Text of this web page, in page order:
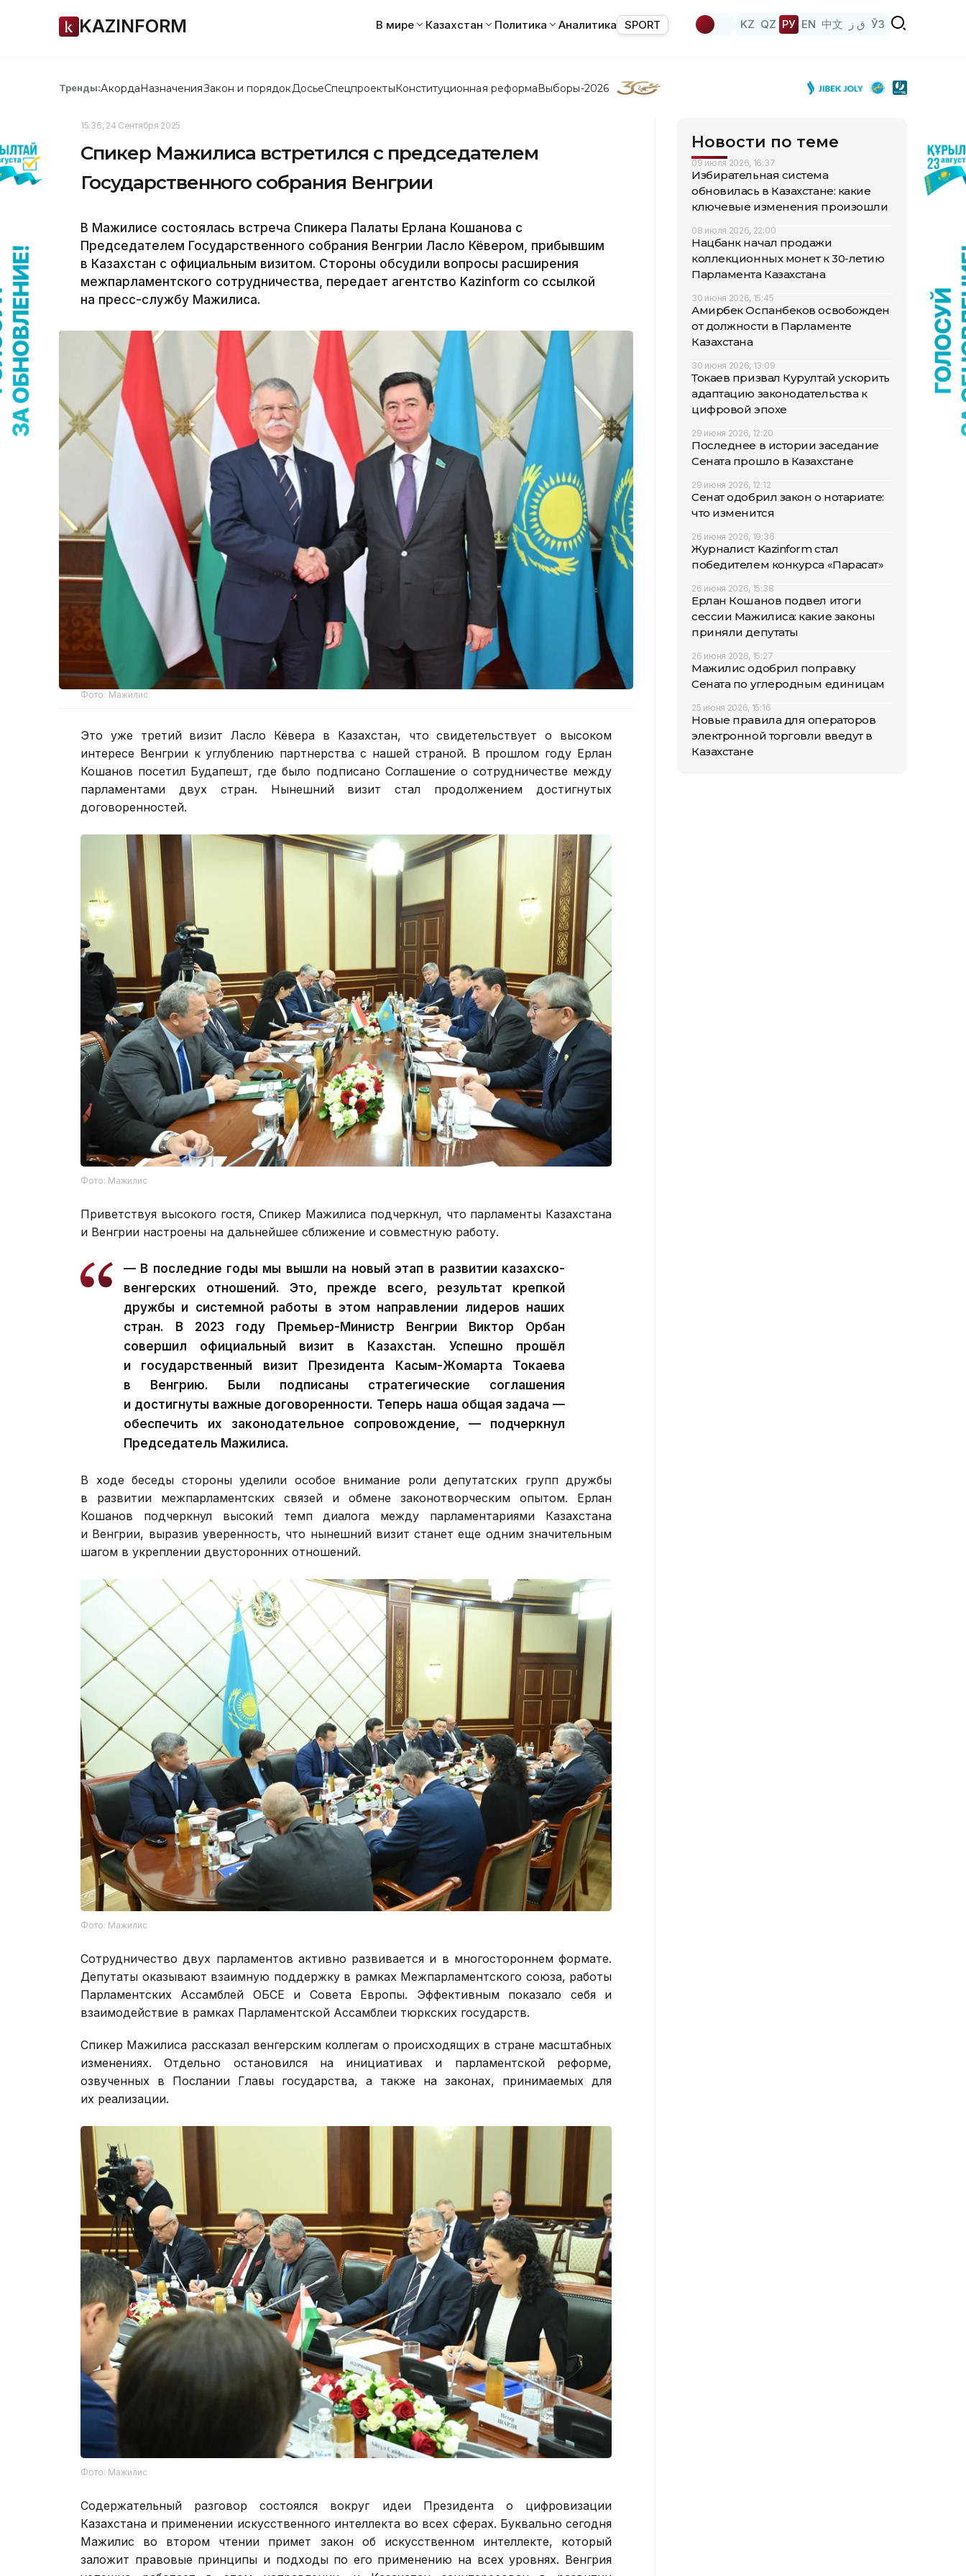
KAZINFORM В мире Казахстан Политика Аналитика SPORT KZ QZ РУ EN 中文 ق ز ЎЗ
Тренды:АкордаНазначенияЗакон и порядок ДосьеСпецпроектыКонституционная реформаВыборы-2026
15:36, 24 Сентября 2025
Спикер Мажилиса встретился с председателем
Государственного собрания Венгрии
В Мажилисе состоялась встреча Спикера Палаты Ерлана Кошанова с
Председателем Государственного собрания Венгрии Ласло Кёвером, прибывшим
в Казахстан с официальным визитом. Стороны обсудили вопросы расширения
межпарламентского сотрудничества, передает агентство Kazinform со ссылкой
на пресс-службу Мажилиса.
Фото: Мажилис
Это уже третий визит Ласло Кёвера в Казахстан, что свидетельствует о высоком
интересе Венгрии к углублению партнерства с нашей страной. В прошлом году Ерлан
Кошанов посетил Будапешт, где было подписано Соглашение о сотрудничестве между
парламентами двух стран. Нынешний визит стал продолжением достигнутых
договоренностей.
Фото: Мажилис
Приветствуя высокого гостя, Спикер Мажилиса подчеркнул, что парламенты Казахстана
и Венгрии настроены на дальнейшее сближение и совместную работу.
— В последние годы мы вышли на новый этап в развитии казахско-
венгерских отношений. Это, прежде всего, результат крепкой
дружбы и системной работы в этом направлении лидеров наших
стран. В 2023 году Премьер-Министр Венгрии Виктор Орбан
совершил официальный визит в Казахстан. Успешно прошёл
и государственный визит Президента Касым-Жомарта Токаева
в Венгрию. Были подписаны стратегические соглашения
и достигнуты важные договоренности. Теперь наша общая задача —
обеспечить их законодательное сопровождение, — подчеркнул
Председатель Мажилиса.
В ходе беседы стороны уделили особое внимание роли депутатских групп дружбы
в развитии межпарламентских связей и обмене законотворческим опытом. Ерлан
Кошанов подчеркнул высокий темп диалога между парламентариями Казахстана
и Венгрии, выразив уверенность, что нынешний визит станет еще одним значительным
шагом в укреплении двусторонних отношений.
Фото: Мажилис
Сотрудничество двух парламентов активно развивается и в многостороннем формате.
Депутаты оказывают взаимную поддержку в рамках Межпарламентского союза, работы
Парламентских Ассамблей ОБСЕ и Совета Европы. Эффективным показало себя и
взаимодействие в рамках Парламентской Ассамблеи тюркских государств.
Спикер Мажилиса рассказал венгерским коллегам о происходящих в стране масштабных
изменениях. Отдельно остановился на инициативах и парламентской реформе,
озвученных в Послании Главы государства, а также на законах, принимаемых для
их реализации.
Фото: Мажилис
Содержательный разговор состоялся вокруг идеи Президента о цифровизации
Казахстана и применении искусственного интеллекта во всех сферах. Буквально сегодня
Мажилис во втором чтении примет закон об искусственном интеллекте, который
заложит правовые принципы и подходы по его применению на всех уровнях. Венгрия
Новости по теме
09 июля 2026, 16:37
Избирательная система
обновилась в Казахстане: какие
ключевые изменения произошли
08 июля 2026, 22:00
Нацбанк начал продажи
коллекционных монет к 30-летию
Парламента Казахстана
30 июня 2026, 15:45
Амирбек Оспанбеков освобожден
от должности в Парламенте
Казахстана
30 июня 2026, 13:09
Токаев призвал Курултай ускорить
адаптацию законодательства к
цифровой эпохе
29 июня 2026, 12:20
Последнее в истории заседание
Сената прошло в Казахстане
29 июня 2026, 12:12
Сенат одобрил закон о нотариате:
что изменится
26 июня 2026, 19:36
Журналист Kazinform стал
победителем конкурса «Парасат»
26 июня 2026, 15:38
Ерлан Кошанов подвел итоги
сессии Мажилиса: какие законы
приняли депутаты
26 июня 2026, 15:27
Мажилис одобрил поправку
Сената по углеродным единицам
25 июня 2026, 15:16
Новые правила для операторов
электронной торговли введут в
Казахстане